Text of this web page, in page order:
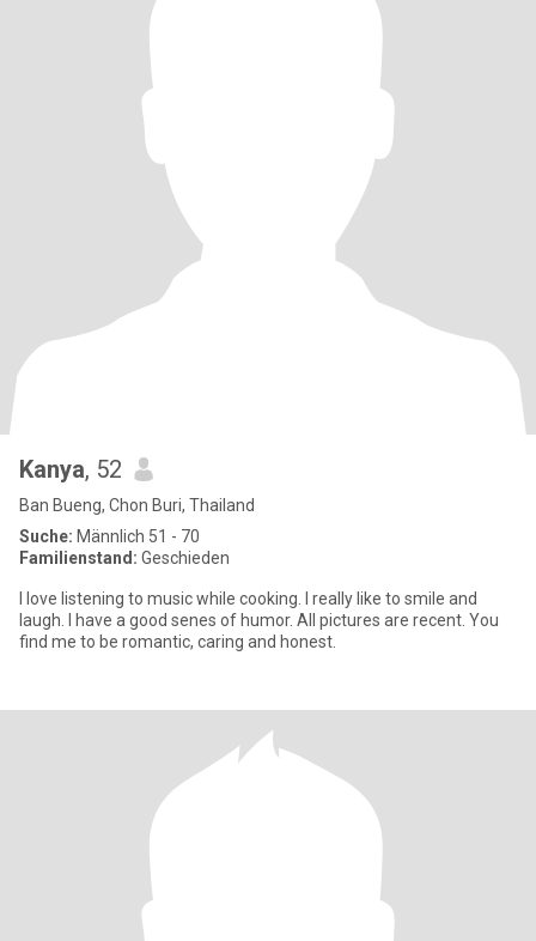
Kanya, 52
Ban Bueng, Chon Buri, Thailand
Suche: Männlich 51 - 70
Familienstand: Geschieden
I love listening to music while cooking. I really like to smile and
laugh. I have a good senes of humor. All pictures are recent. You
find me to be romantic, caring and honest.